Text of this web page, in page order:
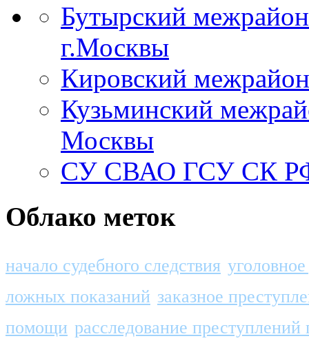
Бутырский
г.Москвы
Кировский
Кузьминский
Москвы
СУ СВАО ГСУ СК
Облако меток
начало судебного следствия
ложных показаний заказное
помощи расследование преступлений